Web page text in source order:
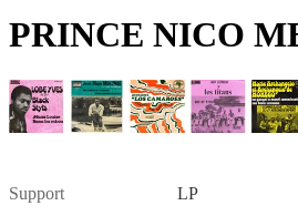
PRINCE NICO
Support
LP